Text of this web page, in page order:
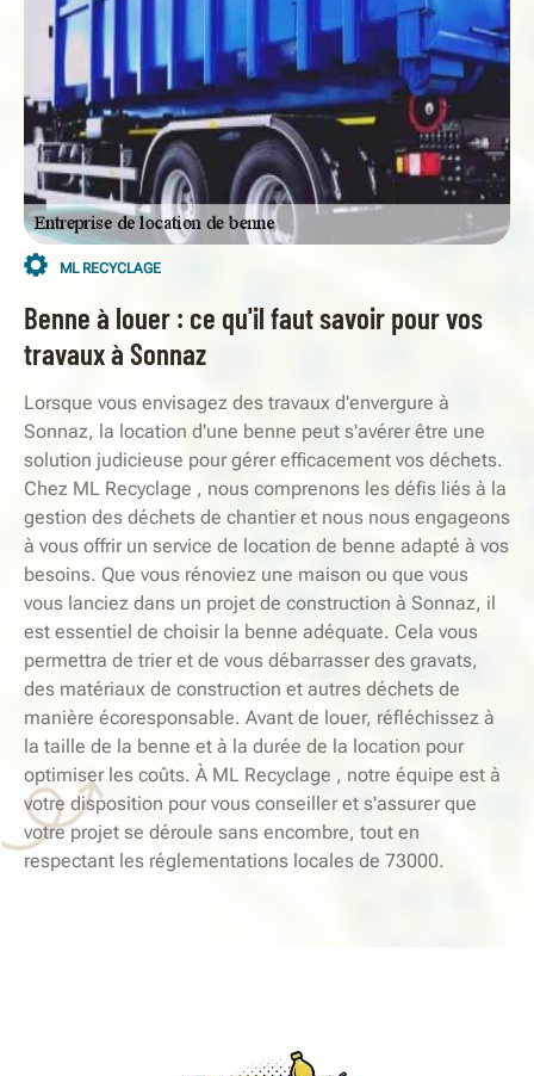
ML RECYCLAGE
Benne à louer : ce qu'il faut savoir pour vos
travaux à Sonnaz
Lorsque vous envisagez des travaux d'envergure à
Sonnaz, la location d'une benne peut s'avérer être une
solution judicieuse pour gérer efficacement vos déchets.
Chez ML Recyclage , nous comprenons les défis liés à la
gestion des déchets de chantier et nous nous engageons
à vous offrir un service de location de benne adapté à vos
besoins. Que vous rénoviez une maison ou que vous
vous lanciez dans un projet de construction à Sonnaz, il
est essentiel de choisir la benne adéquate. Cela vous
permettra de trier et de vous débarrasser des gravats,
des matériaux de construction et autres déchets de
manière écoresponsable. Avant de louer, réfléchissez à
la taille de la benne et à la durée de la location pour
optimiser les coûts. À ML Recyclage , notre équipe est à
votre disposition pour vous conseiller et s'assurer que
votre projet se déroule sans encombre, tout en
respectant les réglementations locales de 73000.